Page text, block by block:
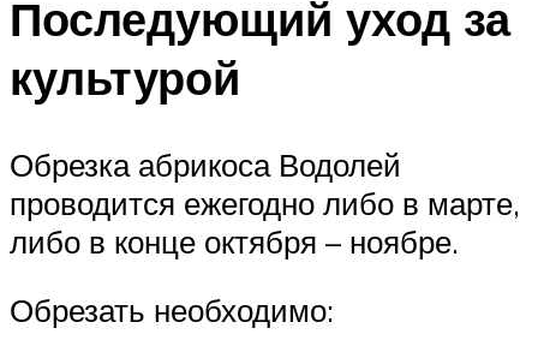
Последующий уход за
культурой
Обрезка абрикоса Водолей
проводится ежегодно либо в марте,
либо в конце октября – ноябре.
Обрезать необходимо: